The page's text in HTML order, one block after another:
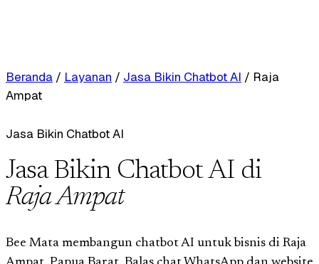
Beranda / Layanan / Jasa Bikin Chatbot AI / Raja
Ampat
Jasa Bikin Chatbot AI
Jasa Bikin Chatbot AI di
Raja Ampat
Bee Mata membangun chatbot AI untuk bisnis di Raja